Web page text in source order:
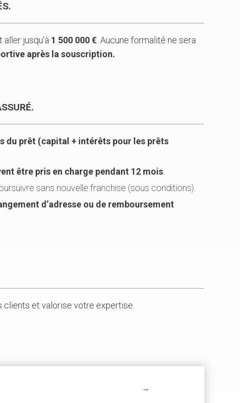
jusqu’à 1 500 000 € . Aucune formalité ne sera
après la souscription.
du prêt (capital + intérêts pour les prêts
être pris en charge pendant 12 mois
sans nouvelle franchise (sous conditions).
d’adresse ou de remboursement
clients et valorise votre expertise.